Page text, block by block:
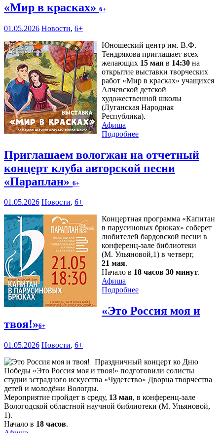
«Мир в красках» 6+
01.05.2026 Новости, 6+
Юношеский центр им. В.Ф.
Тендрякова приглашает всех
желающих 15 мая в 14:30 на
открытие выставки творческих
работ «Мир в красках» учащихся
Алчевской детской
художественной школы
(Луганская Народная
Республика).
Афиша
Подробнее
Приглашаем вологжан на отчетный
концерт клуба авторской песни
«Параплан» 6+
01.05.2026 Новости, 6+
Концертная программа «Капитан
в парусиновых брюках» соберет
любителей бардовской песни в
конференц-зале библиотеки
(М. Ульяновой,1) в четверг,
21 мая.
Начало в 18 часов 30 минут.
Афиша
Подробнее
«Это Россия моя и
твоя!»6+
01.05.2026 Новости, 6+
Праздничный концерт ко Дню
Победы «Это Россия моя и твоя!» подготовили солисты
студии эстрадного искусства «Чудетство» Дворца творчества
детей и молодёжи Вологды.
Мероприятие пройдет в среду, 13 мая, в конференц-зале
Вологодской областной научной библиотеки (М. Ульяновой,
1).
Начало в 18 часов.